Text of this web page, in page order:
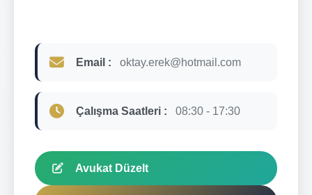
Email : oktay.erek@hotmail.com
Çalışma Saatleri : 08:30 - 17:30
Avukat Düzelt